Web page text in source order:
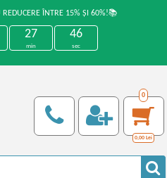
ÎNTRE 15% ȘI 60%!📚
27
min
46
sec
0
0,00 Lei